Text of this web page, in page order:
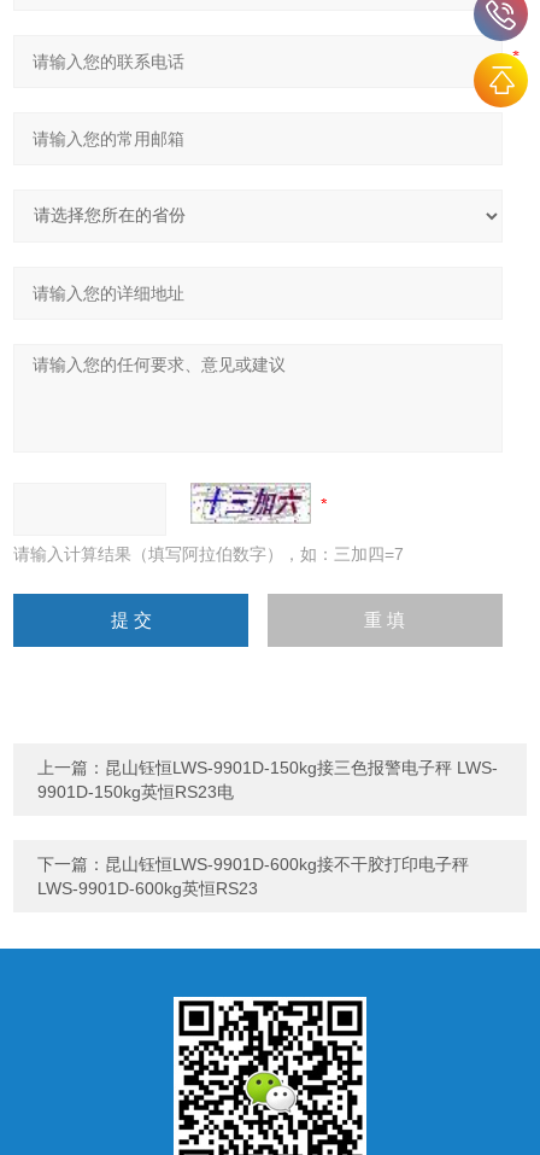
请输入计算结果（填写阿拉伯数字），如：三加四=7
上一篇： 昆山钰恒LWS-9901D-150kg接三色报警电子秤 LWS-
9901D-150kg英恒RS23电
下一篇： 昆山钰恒LWS-9901D-600kg接不干胶打印电子秤
LWS-9901D-600kg英恒RS23